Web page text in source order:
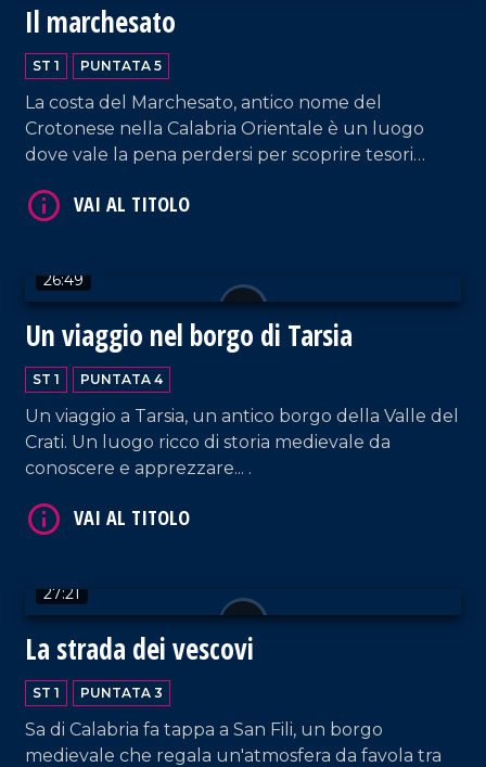
Il marchesato
ST 1 PUNTATA 5
La costa del Marchesato, antico nome del
Crotonese nella Calabria Orientale è un luogo
dove vale la pena perdersi per scoprire tesori
26:49
Un viaggio nel borgo di Tarsia
ST 1 PUNTATA 4
Un viaggio a Tarsia, un antico borgo della Valle del
Crati. Un luogo ricco di storia medievale da
conoscere e apprezzare... .
27:21
La strada dei vescovi
ST 1 PUNTATA 3
Sa di Calabria fa tappa a San Fili, un borgo
medievale che regala un'atmosfera da favola tra